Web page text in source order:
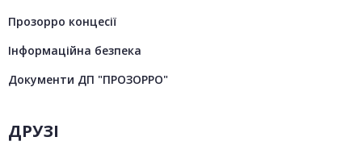
Прозорро концесії
Інформаційна безпека
Документи ДП "ПРОЗОРРО"
ДРУЗІ